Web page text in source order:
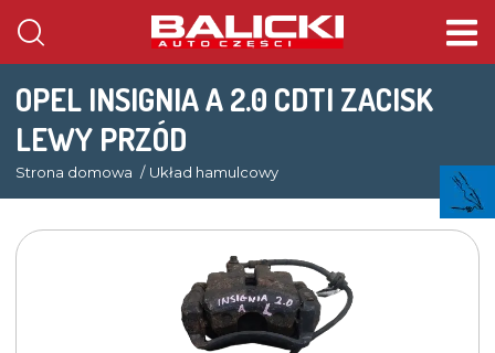
OPEL INSIGNIA A 2.0 CDTI ZACISK
LEWY PRZÓD
Strona domowa Układ hamulcowy